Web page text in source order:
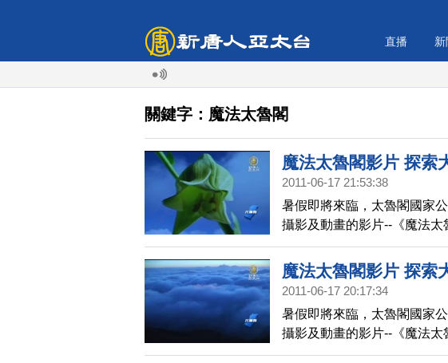
直播 新
關鍵字：魔法太魯閣
魔法太魯閣影片 探索
2011-06-17 21:53:38
暑假即將來臨，太魯閣國家
攝影及動畫的影片--《魔法
大自然的奧妙，走進太魯閣
魔法太魯閣影片 探索
2011-06-17 20:17:34
暑假即將來臨，太魯閣國家
攝影及動畫的影片--《魔法
大自然的奧妙，走進太魯閣